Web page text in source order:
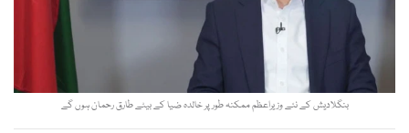
بنگلادیش کے نئے وزیراعظم ممکنہ طور پر خالدہ ضیا کے بیٹے طارق رحمان ہوں گے